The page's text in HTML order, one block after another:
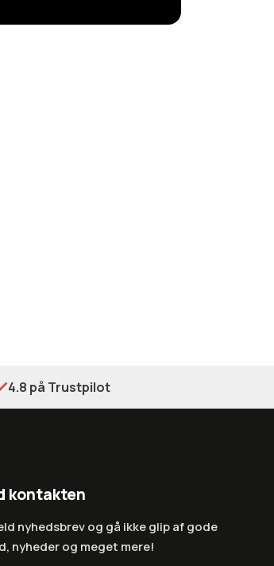
4.8 på Trustpilot
kontakten
nyhedsbrev og gå ikke glip af gode
nyheder og meget mere!